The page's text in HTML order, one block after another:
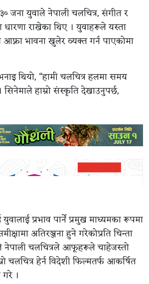
जना युवाले नेपाली चलचित्र, संगीत र
धारणा राखेका थिए । युवाहरूले यस्ता
भावना खुलेर व्यक्त गर्न पाएकोमा
थियो, “हामी चलचित्र हलमा समय
सिनेमाले हाम्रो संस्कृति देखाउनुपर्छ,
प्रभाव पार्ने प्रमुख माध्यमका रूपमा
अतिरञ्जना हुने गरेकोप्रति चिन्ता
नेपाली चलचित्रले आफूहरूले चाहेजस्तो
चलचित्र हेर्न विदेशी फिल्मतर्फ आकर्षित
।